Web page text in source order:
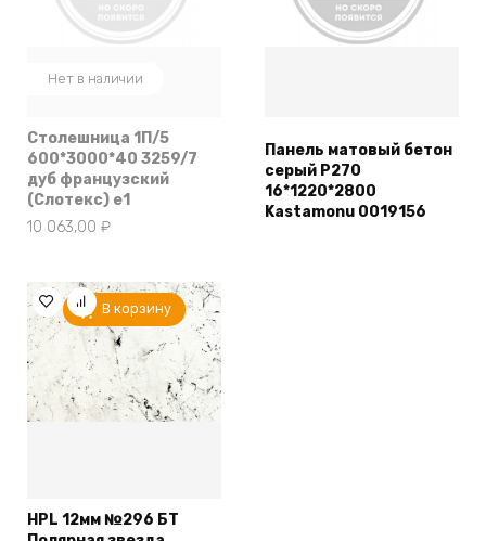
Нет в наличии
Столешница 1П/5
600*3000*40 3259/7
дуб французский
(Слотекс) e1
10 063,00 ₽
Панель матовый бетон
серый Р270
16*1220*2800
Kastamonu 0019156
В корзину
HPL 12мм №296 БТ